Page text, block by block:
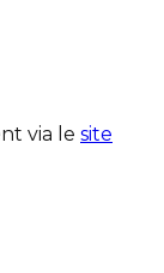
via le site